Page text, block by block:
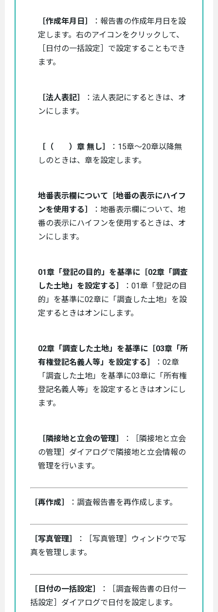
［作成年月日］
：報告書の作成年月日を設
定します。右のアイコンをクリックして、
［日付の一括設定］で設定することもでき
ます。
［法人表記］
：法人表記にするときは、オ
ンにします。
［（ ）章 無し］
：15章～20章以降無
しのときは、章を設定します。
地番表示欄について［地番の表示にハイフ
ンを使用する］
：地番表示欄について、地
番の表示にハイフンを使用するときは、オ
ンにします。
01章「登記の目的」を基準に［02章「調査
した土地」を設定する］
：01章「登記の目
的」を基準に02章に「調査した土地」を設
定するときはオンにします。
02章「調査した土地」を基準に［03章「所
有権登記名義人等」を設定する］
：02章
「調査した土地」を基準に03章に「所有権
登記名義人等」を設定するときはオンにし
ます。
［隣接地と立会の管理］
：［隣接地と立会
の管理］ダイアログで隣接地と立会情報の
管理を行います。
［再作成］ ：調査報告書を再作成します。
［写真管理］
：［写真管理］ウィンドウで写
真を管理します。
［日付の一括設定］
：［調査報告書の日付一
括設定］ダイアログで日付を設定します。